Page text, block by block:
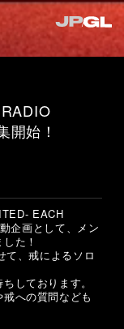
開始！
EACH
企画として、 メン
た！
て、戒によるソロ
しております。
への質問なども